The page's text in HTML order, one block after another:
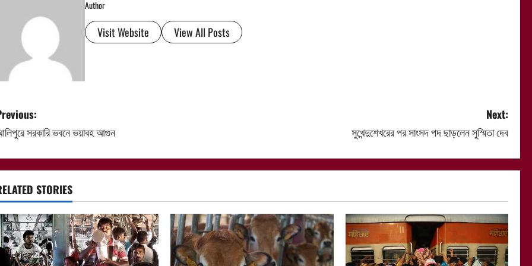
Author
Visit Website View All Posts
সরকারি ভবনে ভয়াবহ আগুন
Next:
সুখেন্দুশেখরের পর সাংসদ পদ ছাড়লেন সুস্মিতা দেব
STORIES